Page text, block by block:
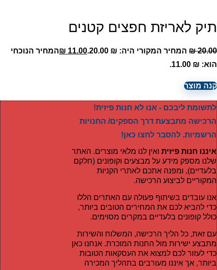
תיק לאריזת חפצים קטנים
₪20.00 המחיר המקורי היה: ₪ 20.00. ₪ 11.00
המחיר הנוכחי
הוא: ₪ 11.00.
קנה מוצר
לתשומת ליבכם - אנו לא חנות פיזית!
הרכישה מתבצעת דרך הספקים/ החנויות
הרשמיות. להסבר לחצו כאן!
איננו חנות פיזית ואין לנו מלאי מוצרים. האתר
שלנו מספק מידע על מבצעים וקופונים (חלקם
בלעדיים), ומפנה אתכם לאתרי הקניות
המקוריים לביצוע הרכישה.
אנו עובדים בשיתוף פעולה עם האתרים הללו
כדי להביא לכם את המחירים הטובים ביותר,
כולל קופונים בלעדיים במקרים מסוימים.
עם זאת, כל הליך הרכישה, המשלוח והשירות
מתבצע ישירות מול החנות המוכרת. אנחנו כאן
כדי לעזור לכם למצוא את העסקאות הטובות
ביותר, אך איננו מעורבים בתהליך המכירה